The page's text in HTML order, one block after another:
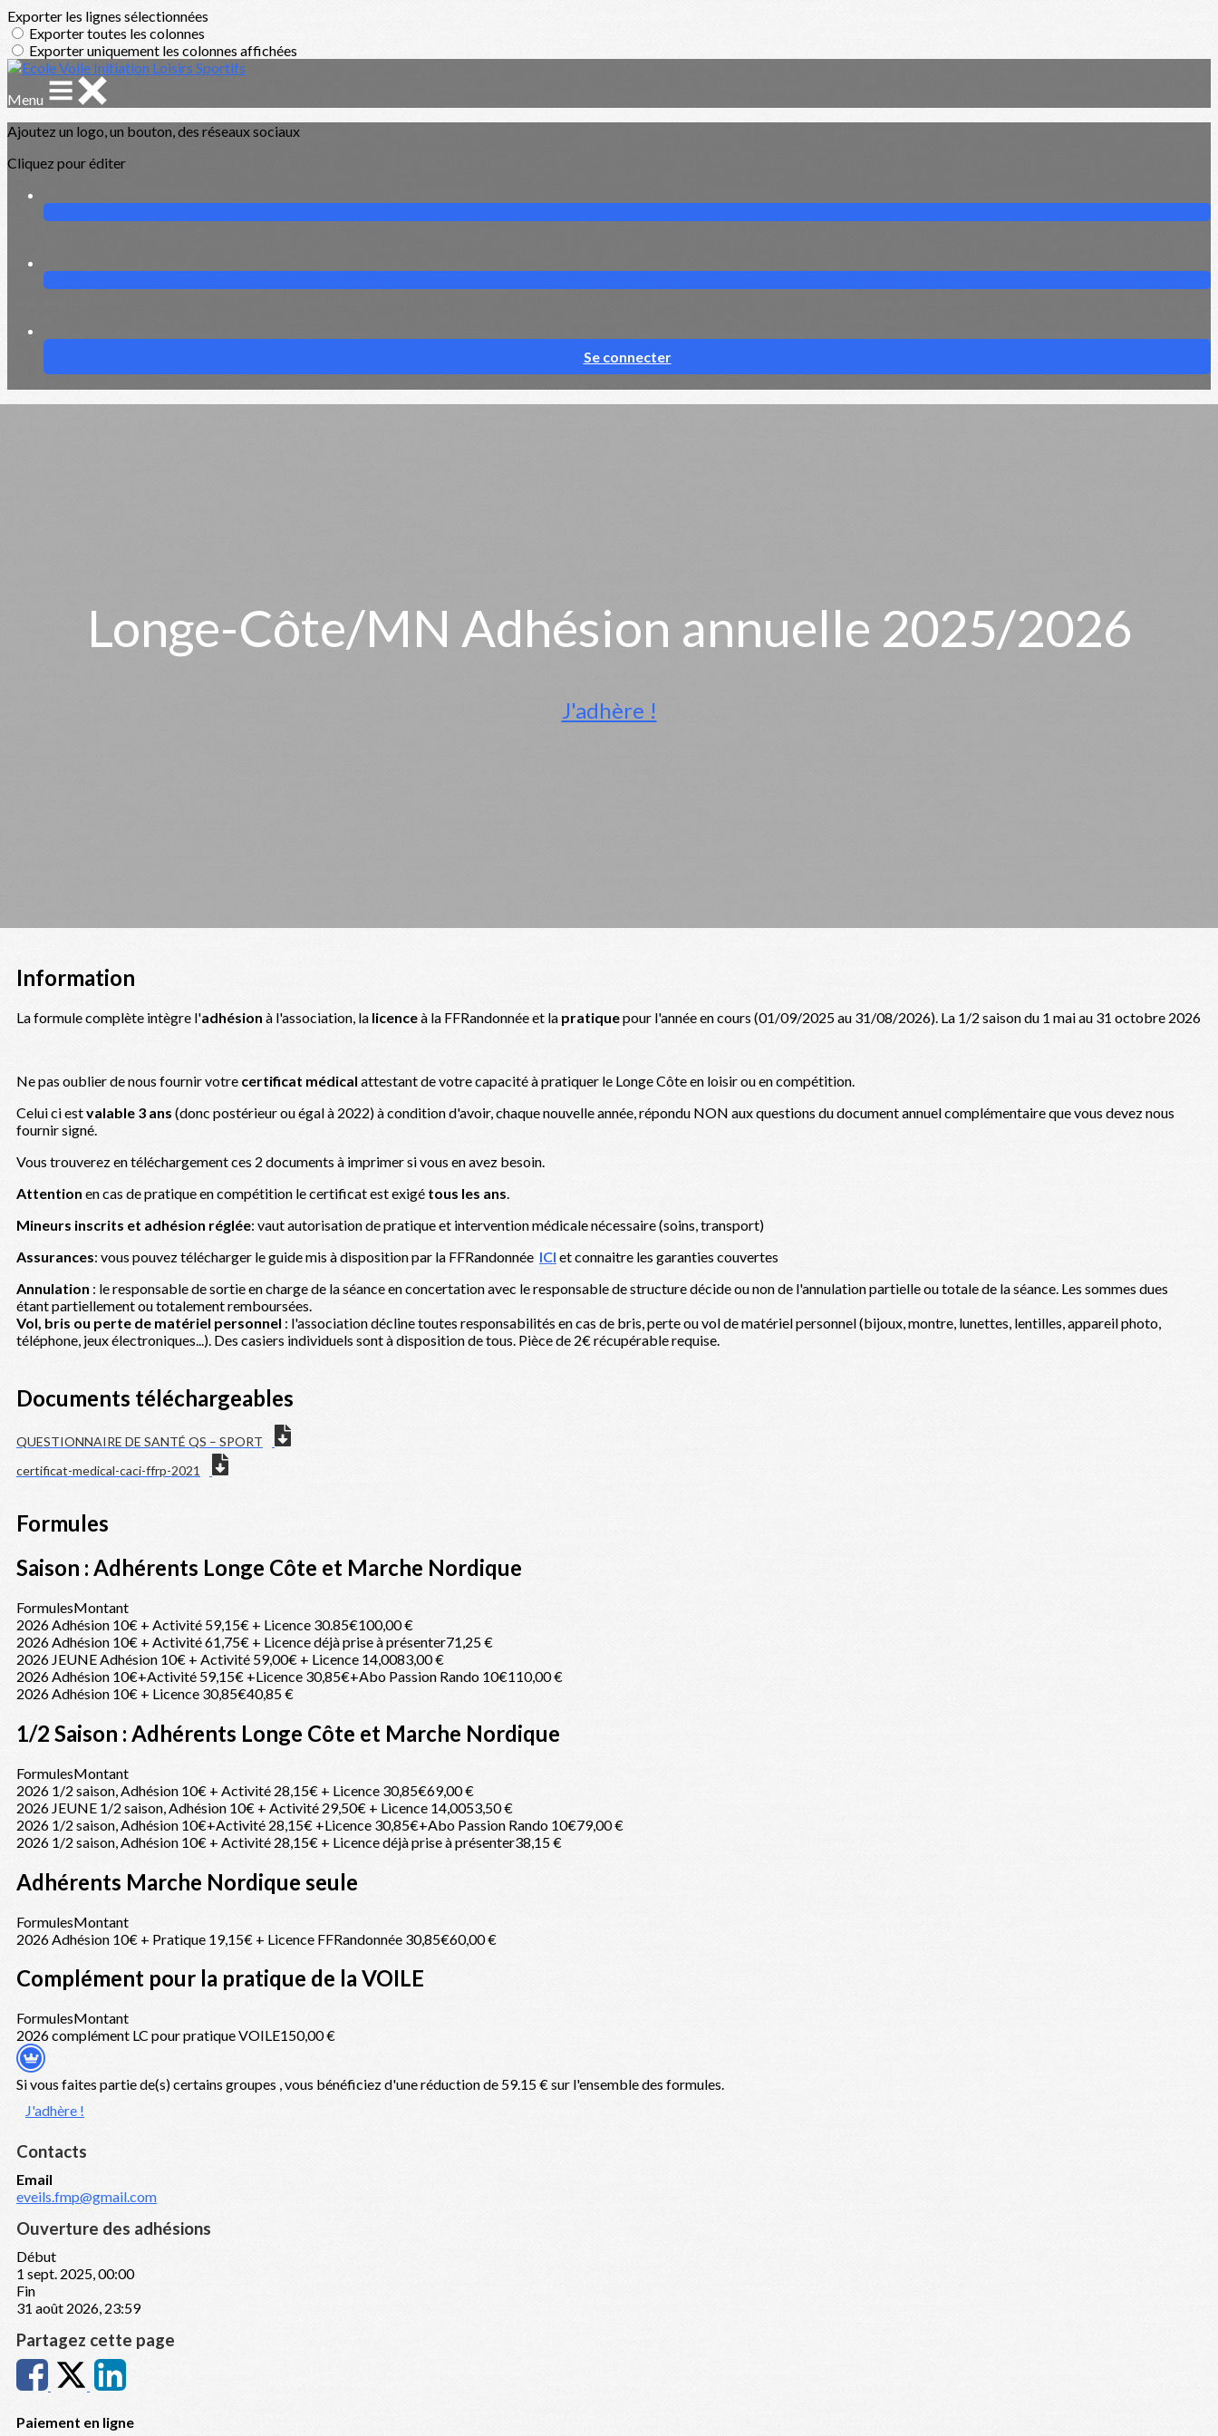
Exporter les lignes sélectionnées
Exporter toutes les colonnes
Exporter uniquement les colonnes affichées
Menu
Ajoutez un logo, un bouton, des réseaux sociaux
Cliquez pour éditer
Se connecter
Longe-Côte/MN Adhésion annuelle 2025/2026
J'adhère !
Information
La formule complète intègre l'adhésion à l'association, la licenceà la FFRandonnée et la pratiquepour l'année en cours (01/09/2025 au 31/08/2026). La 1/2 saison du 1 mai au 31 octobre 2026
Ne pas oublier de nous fournir votre certificat médical attestant de votre capacité à pratiquer le Longe Côte en loisir ou en compétition.
Celui ci estvalable 3 ans (donc postérieur ou égal à 2022) à condition d'avoir, chaque nouvelle année, répondu NON aux questions du document annuel complémentaire que vous devez nous
fournir signé.
Vous trouverez en téléchargement ces 2 documents à imprimer si vous en avez besoin.
Attention en cas de pratique en compétition le certificat est exigé tous les ans.
Mineurs inscrits et adhésion réglée: vaut autorisation de pratique et intervention médicale nécessaire (soins, transport)
Assurances: vous pouvez télécharger le guide mis à disposition par la FFRandonnée ICI et connaitre les garanties couvertes
Annulation : le responsable de sortie en charge de la séance en concertation avec le responsable de structure décide ou non de l'annulation partielle ou totale de la séance. Les sommes dues
étant partiellement ou totalement remboursées.
Vol, bris ou perte de matériel personnel : l'association décline toutes responsabilités en cas de bris, perte ou vol de matériel personnel (bijoux, montre, lunettes, lentilles, appareil photo,
téléphone, jeux électroniques...). Des casiers individuels sont à disposition de tous. Pièce de 2€ récupérable requise.
Documents téléchargeables
QUESTIONNAIRE DE SANTÉ QS – SPORT
certificat-medical-caci-ffrp-2021
Formules
Saison : Adhérents Longe Côte et Marche Nordique
FormulesMontant
2026 Adhésion 10€ + Activité 59,15€ + Licence 30.85€100,00 €
2026 Adhésion 10€ + Activité 61,75€ + Licence déjà prise à présenter71,25 €
2026 JEUNE Adhésion 10€ + Activité 59,00€ + Licence 14,0083,00 €
2026 Adhésion 10€+Activité 59,15€ +Licence 30,85€+Abo Passion Rando 10€110,00 €
2026 Adhésion 10€ + Licence 30,85€40,85 €
1/2 Saison : Adhérents Longe Côte et Marche Nordique
FormulesMontant
2026 1/2 saison, Adhésion 10€ + Activité 28,15€ + Licence 30,85€69,00 €
2026 JEUNE 1/2 saison, Adhésion 10€ + Activité 29,50€ + Licence 14,0053,50 €
2026 1/2 saison, Adhésion 10€+Activité 28,15€ +Licence 30,85€+Abo Passion Rando 10€79,00 €
2026 1/2 saison, Adhésion 10€ + Activité 28,15€ + Licence déjà prise à présenter38,15 €
Adhérents Marche Nordique seule
FormulesMontant
2026 Adhésion 10€ + Pratique 19,15€ + Licence FFRandonnée 30,85€60,00 €
Complément pour la pratique de la VOILE
FormulesMontant
2026 complément LC pour pratique VOILE150,00 €
Si vous faites partie de(s) certains groupes , vous bénéficiez d'une réduction de 59.15 € sur l'ensemble des formules.
J'adhère !
Contacts
Email
eveils.fmp@gmail.com
Ouverture des adhésions
Début
1 sept. 2025, 00:00
Fin
31 août 2026, 23:59
Partagez cette page
Paiement en ligne